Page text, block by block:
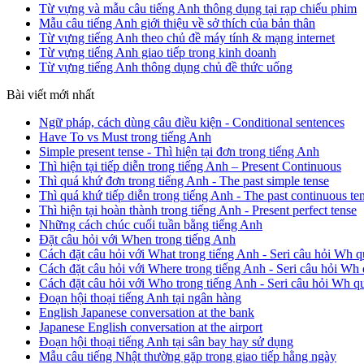
Từ vựng và mẫu câu tiếng Anh thông dụng tại rạp chiếu phim
Mẫu câu tiếng Anh giới thiệu về sở thích của bản thân
Từ vựng tiếng Anh theo chủ đề máy tính & mạng internet
Từ vựng tiếng Anh giao tiếp trong kinh doanh
Từ vựng tiếng Anh thông dụng chủ đề thức uống
Bài viết mới nhất
Ngữ pháp, cách dùng câu điều kiện - Conditional sentences
Have To vs Must trong tiếng Anh
Simple present tense - Thì hiện tại đơn trong tiếng Anh
Thì hiện tại tiếp diễn trong tiếng Anh – Present Continuous
Thì quá khứ đơn trong tiếng Anh - The past simple tense
Thì quá khứ tiếp diễn trong tiếng Anh - The past continuous
Thì hiện tại hoàn thành trong tiếng Anh - Present perfect tense
Những cách chúc cuối tuần bằng tiếng Anh
Đặt câu hỏi với When trong tiếng Anh
Cách đặt câu hỏi với What trong tiếng Anh - Seri câu hỏi Wh
Cách đặt câu hỏi với Where trong tiếng Anh - Seri câu hỏi Wh
Cách đặt câu hỏi với Who trong tiếng Anh - Seri câu hỏi Wh
Đoạn hội thoại tiếng Anh tại ngân hàng
English Japanese conversation at the bank
Japanese English conversation at the airport
Đoạn hội thoại tiếng Anh tại sân bay hay sử dụng
Mẫu câu tiếng Nhật thường gặp trong giao tiếp hằng ngày